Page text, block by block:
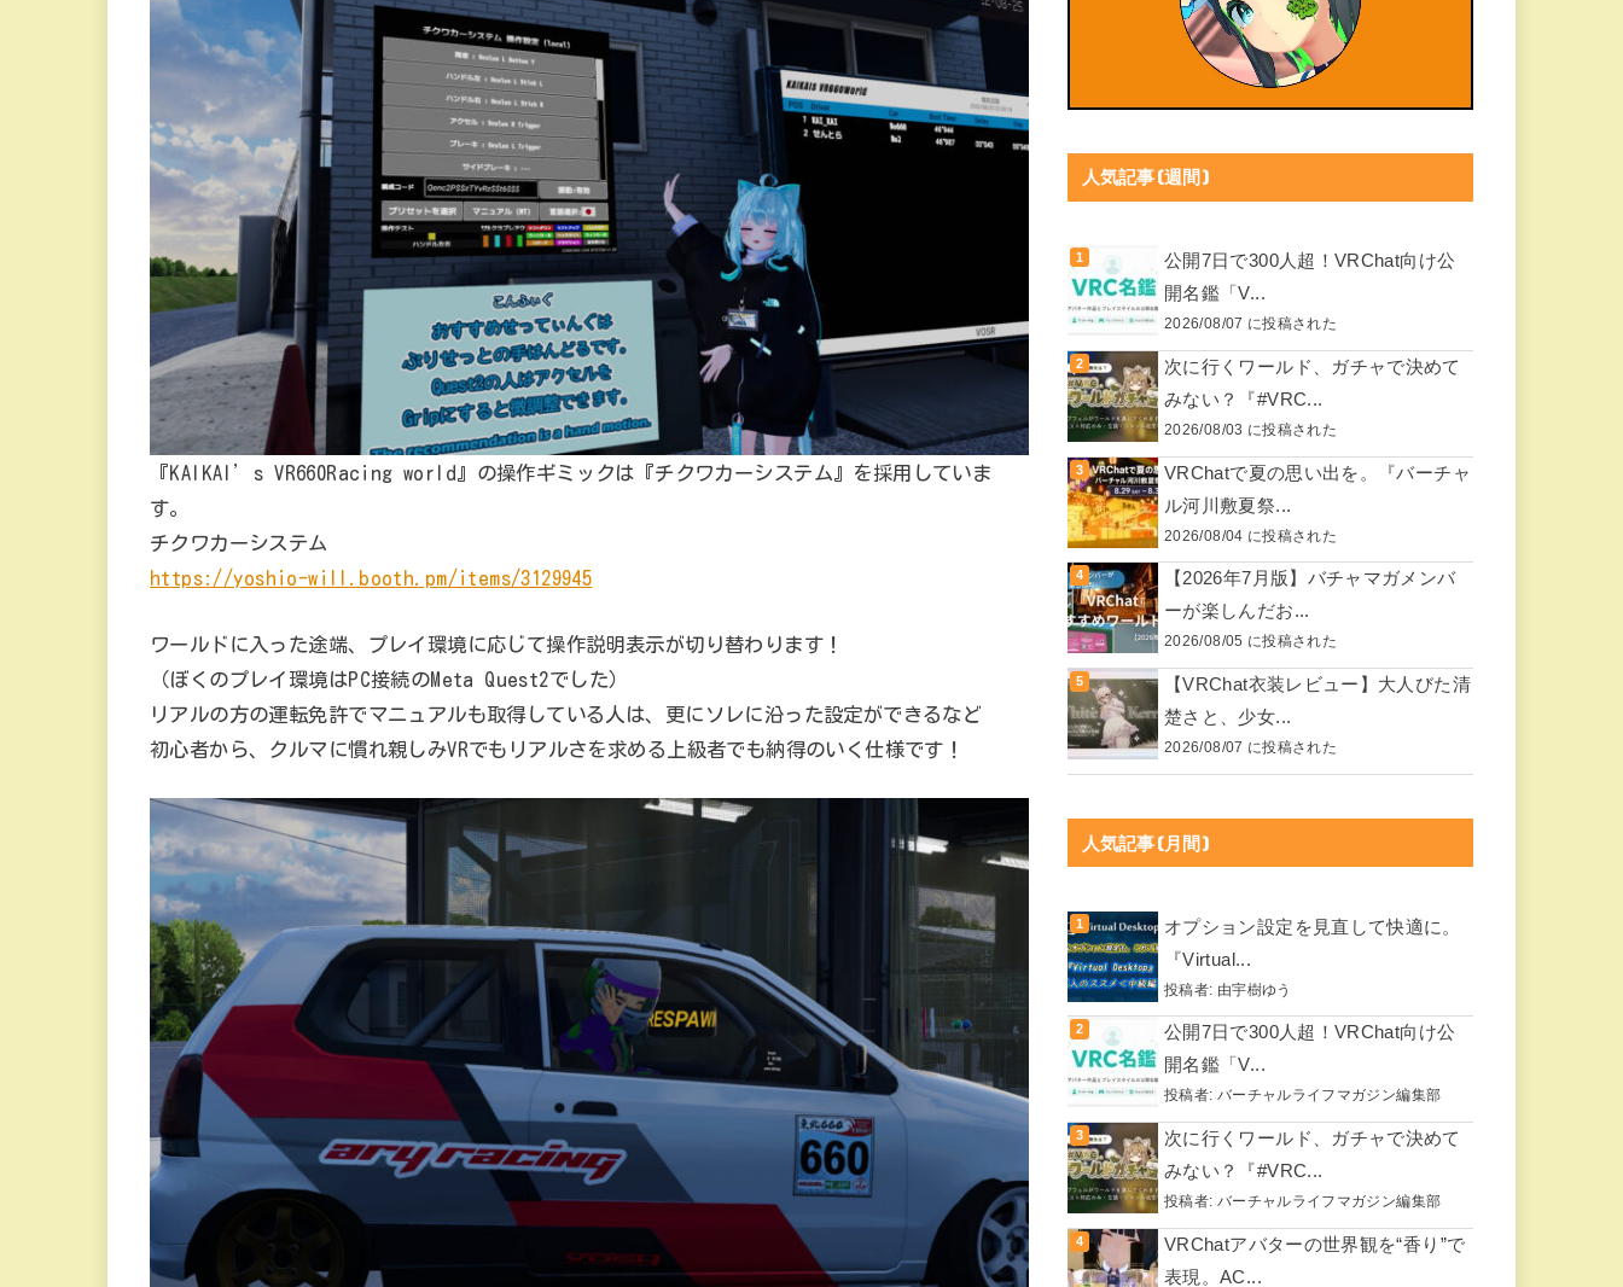
『KAIKAI’s VR660Racing world』の操作ギミックは『チクワカーシステム』を採用していま
す。
チクワカーシステム
https://yoshio-will.booth.pm/items/3129945
ワールドに入った途端、プレイ環境に応じて操作説明表示が切り替わります！
（ぼくのプレイ環境はPC接続のMeta Quest2でした）
リアルの方の運転免許でマニュアルも取得している人は、更にソレに沿った設定ができるなど
初心者から、クルマに慣れ親しみVRでもリアルさを求める上級者でも納得のいく仕様です！
人気記事(週間)
公開7日で300人超！VRChat向け公
開名鑑「V...
2026/08/07 に投稿された
次に行くワールド、ガチャで決めて
みない？『#VRC...
2026/08/03 に投稿された
VRChatで夏の思い出を。『バーチャ
ル河川敷夏祭...
2026/08/04 に投稿された
【2026年7月版】バチャマガメンバ
ーが楽しんだお...
2026/08/05 に投稿された
【VRChat衣装レビュー】大人びた清
楚さと、少女...
2026/08/07 に投稿された
人気記事(月間)
オプション設定を見直して快適に。
『Virtual...
投稿者: 由宇樹ゆう
公開7日で300人超！VRChat向け公
開名鑑「V...
投稿者: バーチャルライフマガジン編集部
次に行くワールド、ガチャで決めて
みない？『#VRC...
投稿者: バーチャルライフマガジン編集部
VRChatアバターの世界観を“香り”で
表現。AC...